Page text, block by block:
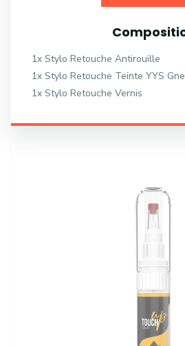
1x Stylo Retouche Antirouille
1x Stylo Retouche Teinte YYS
1x Stylo Retouche Vernis